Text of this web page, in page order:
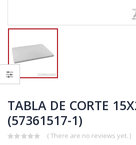
TABLA DE CORTE
(57361517-1)
( There are no reviews yet. )